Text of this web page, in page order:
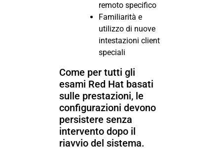
remoto specifico
Familiarità e
utilizzo di nuove
intestazioni client
speciali
Come per tutti gli
esami Red Hat basati
sulle prestazioni, le
configurazioni devono
persistere senza
intervento dopo il
riavvio del sistema.